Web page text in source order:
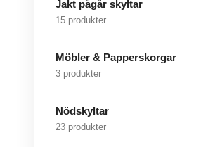
Jakt pågår skyltar
15 produkter
Möbler & Papperskorgar
3 produkter
Nödskyltar
23 produkter